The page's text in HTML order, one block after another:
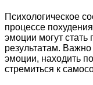
Психологическое
процессе
эмоции могут
результатам. Важно
эмоции, находить
стремиться к